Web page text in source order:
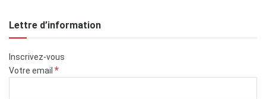
Lettre d’information
Inscrivez-vous
Votre email *